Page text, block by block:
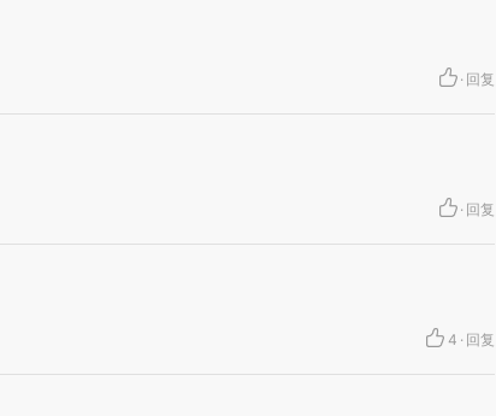
· 回复
· 回复
4 · 回复